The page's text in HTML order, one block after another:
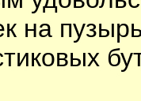
на